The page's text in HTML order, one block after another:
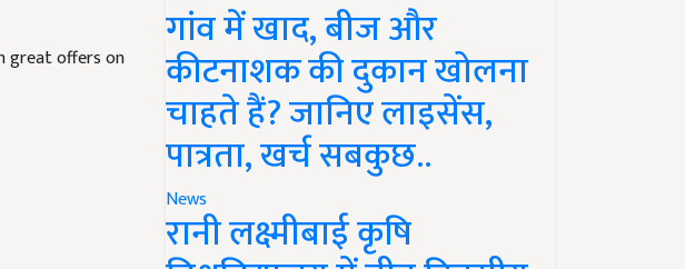
गांव में खाद, बीज और
कीटनाशक की दुकान खोलना
चाहते हैं? जानिए लाइसेंस,
पात्रता, खर्च सबकुछ..
News
रानी लक्ष्मीबाई कृषि